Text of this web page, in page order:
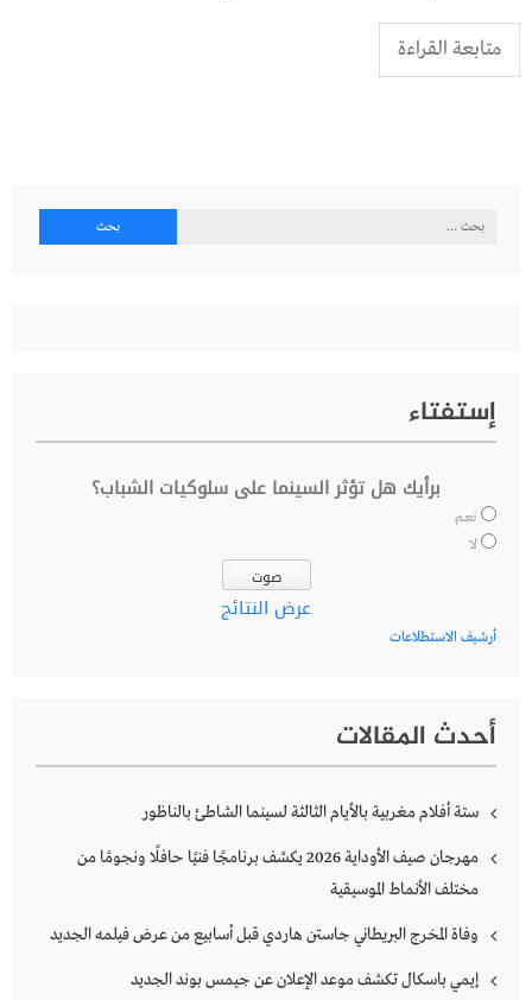
متابعة القراءة
البحث
إستفتاء
برأيك هل تؤثر السينما على سلوكيات الشباب؟
نعم
لا
عرض النتائج
أرشيف الاستطلاعات
أحدث المقالات
ستة أفلام مغربية بالأيام الثالثة لسينما الشاطئ بالناظور
مهرجان صيف الأوداية 2026 يكشف برنامجًا فنيًا حافلًا ونجومًا من
مختلف الأنماط الموسيقية
وفاة المخرج البريطاني جاستن هاردي قبل أسابيع من عرض فيلمه الجديد
إيمي باسكال تكشف موعد الإعلان عن جيمس بوند الجديد